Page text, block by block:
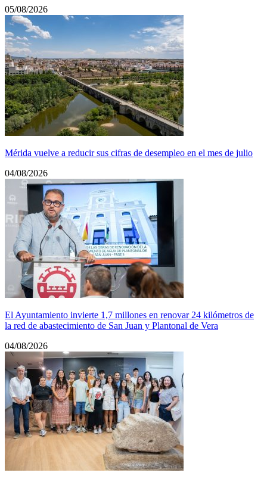
05/08/2026
Mérida vuelve a reducir sus cifras de desempleo en el mes de julio
04/08/2026
El Ayuntamiento invierte 1,7 millones en renovar 24 kilómetros de
la red de abastecimiento de San Juan y Plantonal de Vera
04/08/2026